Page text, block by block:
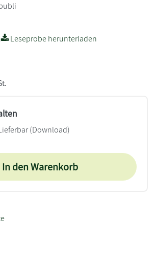
Leseprobe herunterladen
(Download)
In den Warenkorb